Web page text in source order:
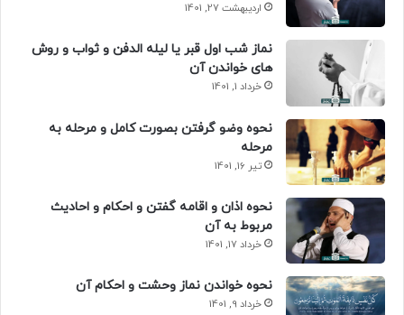
اردیبهشت 27, 1401
نماز شب اول قبر یا لیله الدفن و ثواب و روش
های خواندن آن
خرداد 1, 1401
نحوه وضو گرفتن بصورت کامل و مرحله به
مرحله
تیر 16, 1401
نحوه اذان و اقامه گفتن و احکام و احادیث
مربوط به آن
خرداد 17, 1401
نحوه خواندن نماز وحشت و احکام آن
خرداد 9, 1401